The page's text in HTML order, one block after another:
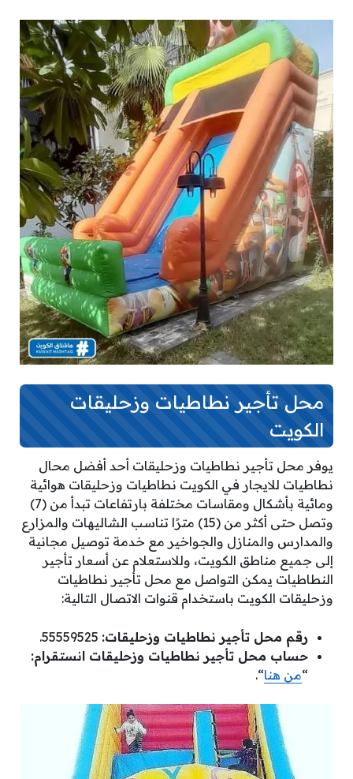
محل تأجير نطاطيات وزحليقات
الكويت
يوفر محل تأجير نطاطيات وزحليقات أحد أفضل محال
نطاطيات للايجار في الكويت نطاطيات وزحليقات هوائية
ومائية بأشكال ومقاسات مختلفة بارتفاعات تبدأ من (7)
وتصل حتى أكثر من (15) مترًا تناسب الشاليهات والمزارع
والمدارس والمنازل والجواخير مع خدمة توصيل مجانية
إلى جميع مناطق الكويت، وللاستعلام عن أسعار تأجير
النطاطيات يمكن التواصل مع محل تأجير نطاطيات
وزحليقات الكويت باستخدام قنوات الاتصال التالية:
رقم محل تأجير نطاطيات وزحليقات:
حساب محل تأجير نطاطيات وزحليقات انستقرام:
“من هنا“.